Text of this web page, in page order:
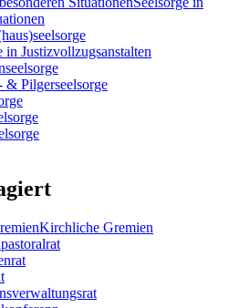
in Justizvollzugsanstalten
& Pilgerseelsorge
Kirchliche Gremien